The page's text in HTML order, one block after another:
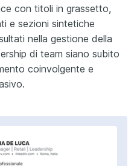
con titoli in grassetto,
e sezioni sintetiche
nella gestione della
di team siano subito
coinvolgente e